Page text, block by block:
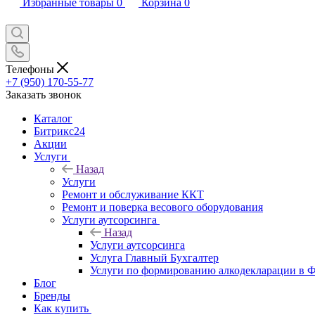
Избранные товары 0 Корзина 0
Телефоны
+7 (950) 170-55-77
Заказать звонок
Каталог
Битрикс24
Акции
Услуги
Назад
Услуги
Ремонт и обслуживание ККТ
Ремонт и поверка весового оборудования
Услуги аутсорсинга
Назад
Услуги аутсорсинга
Услуга Главный Бухгалтер
Услуги по формированию алкодекларации в
Блог
Бренды
Как купить